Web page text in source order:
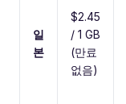
일
본
$2.45
/ 1 GB
(만료
없음)